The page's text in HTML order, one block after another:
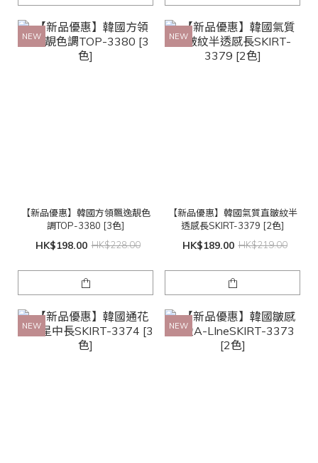
NEW
【新品優惠】韓國方領飄逸靚色
調TOP-3380 [3色]
HK$198.00 HK$228.00
NEW
【新品優惠】韓國氣質直皺紋半
透感長SKIRT-3379 [2色]
HK$189.00 HK$219.00
NEW NEW